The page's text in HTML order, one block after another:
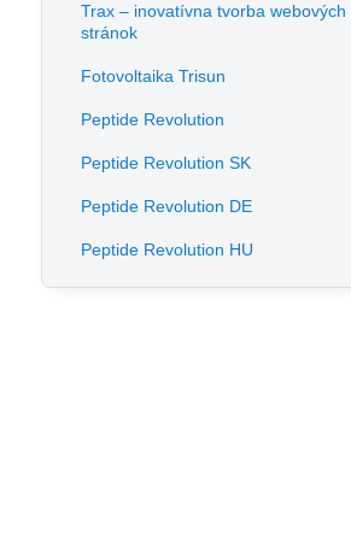
Trax – inovatívna tvorba webových
stránok
Fotovoltaika Trisun
Peptide Revolution
Peptide Revolution SK
Peptide Revolution DE
Peptide Revolution HU